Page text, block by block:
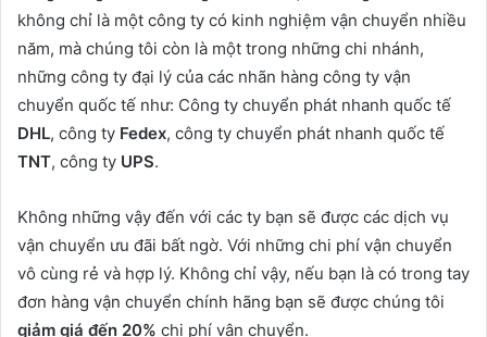
không chỉ là một công ty có kinh nghiệm vận chuyển nhiều
năm, mà chúng tôi còn là một trong những chi nhánh,
những công ty đại lý của các nhãn hàng công ty vận
chuyển quốc tế như: Công ty chuyển phát nhanh quốc tế
DHL, công ty Fedex, công ty chuyển phát nhanh quốc tế
TNT, công ty UPS.
Không những vậy đến với các ty bạn sẽ được các dịch vụ
vận chuyển ưu đãi bất ngờ. Với những chi phí vận chuyển
vô cùng rẻ và hợp lý. Không chỉ vậy, nếu bạn là có trong tay
đơn hàng vận chuyển chính hãng bạn sẽ được chúng tôi
giảm giá đến 20% chi phí vận chuyển.